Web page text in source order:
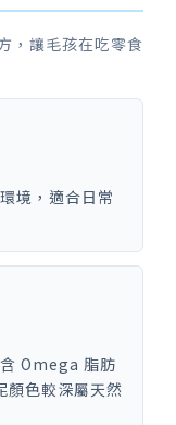
，讓毛孩在吃零食
境，適合日常
Omega 脂肪
顏色較深屬天然